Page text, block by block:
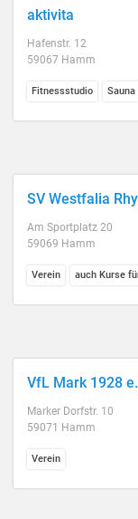
aktivita
Hafenstr. 12
59067 Hamm
Fitnessstudio Sauna
SV Westfalia
Am Sportplatz 20
59069 Hamm
Verein auch Kurse
VfL Mark 1928
Marker Dorfstr. 10
59071 Hamm
Verein